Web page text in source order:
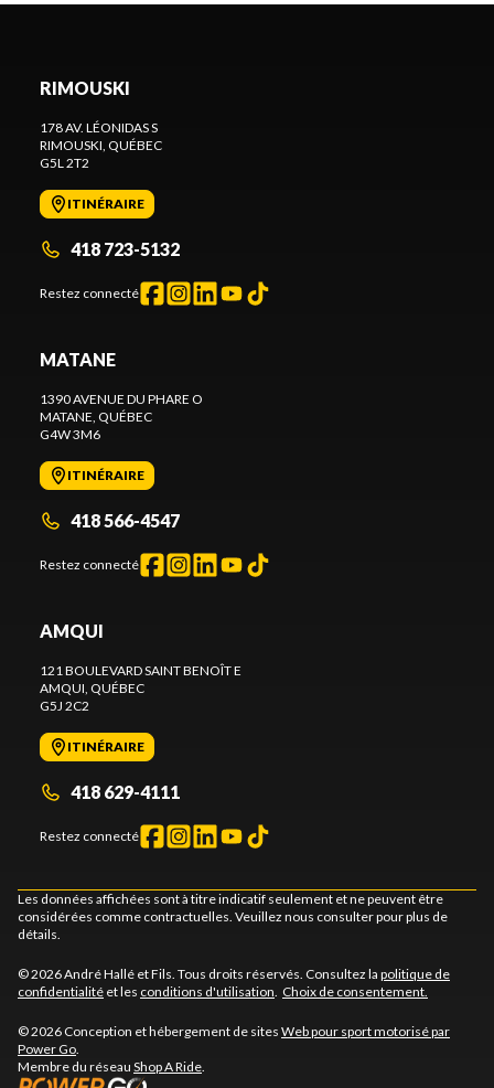
RIMOUSKI
178 AV. LÉONIDAS S
RIMOUSKI, QUÉBEC
G5L 2T2
ITINÉRAIRE
418 723-5132
Restez connecté
MATANE
1390 AVENUE DU PHARE O
MATANE, QUÉBEC
G4W 3M6
ITINÉRAIRE
418 566-4547
Restez connecté
AMQUI
121 BOULEVARD SAINT BENOÎT E
AMQUI, QUÉBEC
G5J 2C2
ITINÉRAIRE
418 629-4111
Restez connecté
Les données affichées sont à titre indicatif seulement et ne peuvent être
considérées comme contractuelles. Veuillez nous consulter pour plus de
détails.
© 2026 André Hallé et Fils. Tous droits réservés. Consultez la politique de
confidentialité et les conditions d'utilisation. Choix de consentement.
© 2026 Conception et hébergement de sites Web pour sport motorisé par
Power Go.
Membre du réseau Shop A Ride.